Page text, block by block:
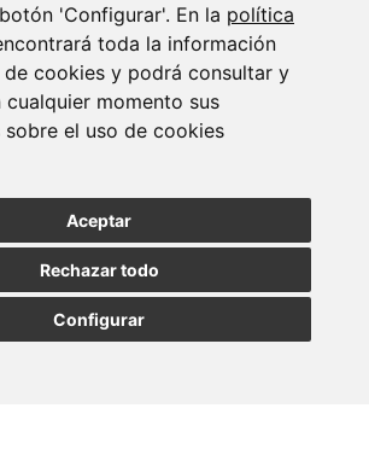
'Configurar'. En la política
toda la información
de cookies y podrá consultar y
momento sus
sobre el uso de cookies
Aceptar
Rechazar todo
Configurar
a la
SUSCRIBIRSE